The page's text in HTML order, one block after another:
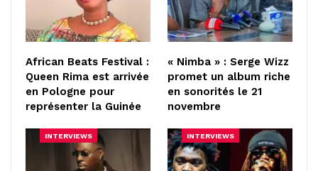
African Beats Festival :
Queen Rima est arrivée
en Pologne pour
représenter la Guinée
« Nimba » : Serge Wizz
promet un album riche
en sonorités le 21
novembre
INTERVIEWS INTERVIEWS